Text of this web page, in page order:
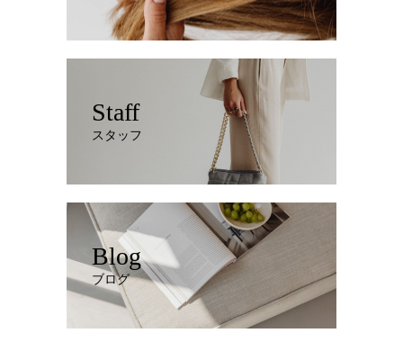
Staff
スタッフ
Blog
ブログ